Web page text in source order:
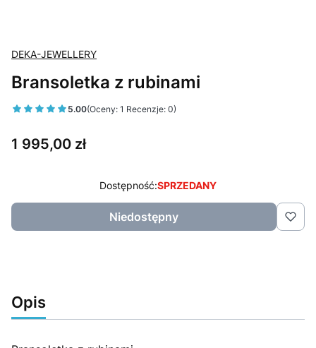
DEKA-JEWELLERY
Bransoletka z rubinami
5.00(Oceny: 1 Recenzje: 0)
Cena
1 995,00 zł
Dostępność:SPRZEDANY
Niedostępny
Opis